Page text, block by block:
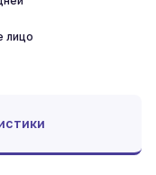
лицо